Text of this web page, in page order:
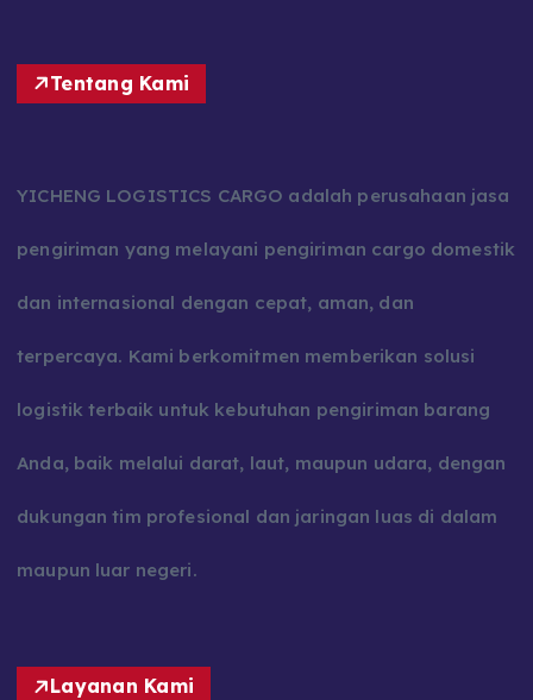
Tentang Kami
YICHENG LOGISTICS CARGO adalah perusahaan jasa
pengiriman yang melayani pengiriman cargo domestik
dan internasional dengan cepat, aman, dan
terpercaya. Kami berkomitmen memberikan solusi
logistik terbaik untuk kebutuhan pengiriman barang
Anda, baik melalui darat, laut, maupun udara, dengan
dukungan tim profesional dan jaringan luas di dalam
maupun luar negeri.
Layanan Kami